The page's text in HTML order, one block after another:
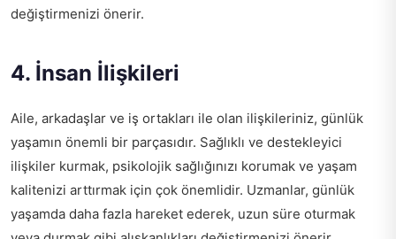
değiştirmenizi önerir.
4. İnsan İlişkileri
Aile, arkadaşlar ve iş ortakları ile olan ilişkileriniz, günlük
yaşamın önemli bir parçasıdır. Sağlıklı ve destekleyici
ilişkiler kurmak, psikolojik sağlığınızı korumak ve yaşam
kalitenizi arttırmak için çok önemlidir. Uzmanlar, günlük
yaşamda daha fazla hareket ederek, uzun süre oturmak